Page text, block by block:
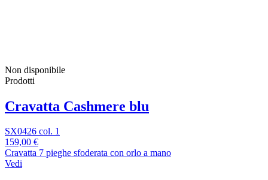
Non disponibile
Prodotti
Cravatta Cashmere blu
SX0426 col. 1
159,00 €
Cravatta 7 pieghe sfoderata con orlo a mano
Vedi